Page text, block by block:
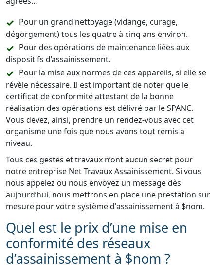
Pour un grand nettoyage (vidange, curage,
dégorgement) tous les quatre à cinq ans environ.
Pour des opérations de maintenance liées aux
dispositifs d’assainissement.
Pour la mise aux normes de ces appareils, si elle se
révèle nécessaire. Il est important de noter que le
certificat de conformité attestant de la bonne
réalisation des opérations est délivré par le SPANC.
Vous devez, ainsi, prendre un rendez-vous avec cet
organisme une fois que nous avons tout remis à
niveau.
Tous ces gestes et travaux n’ont aucun secret pour
notre entreprise Net Travaux Assainissement. Si vous
nous appelez ou nous envoyez un message dès
aujourd’hui, nous mettrons en place une prestation sur
mesure pour votre système d'assainissement à $nom.
Quel est le prix d’une mise en
conformité des réseaux
d’assainissement à $nom ?